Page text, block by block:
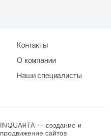
Контакты
О компании
Наши специалисты
INQUARTA — создание и
продвижение сайтов